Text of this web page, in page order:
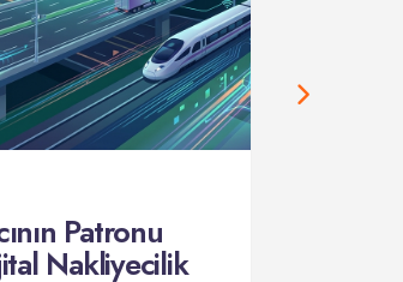
Patronu
Nakliyecilik